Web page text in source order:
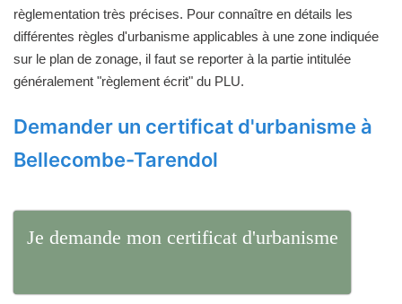
règlementation très précises. Pour connaître en détails les
différentes règles d'urbanisme applicables à une zone indiquée
sur le plan de zonage, il faut se reporter à la partie intitulée
généralement "règlement écrit" du PLU.
Demander un certificat d'urbanisme à
Bellecombe-Tarendol
Je demande mon certificat d'urbanisme